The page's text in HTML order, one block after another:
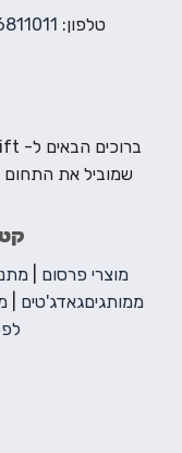
טלפון:
שמוביל את התחום
מוצרי פרסום
ממותגיםגאדג'טים